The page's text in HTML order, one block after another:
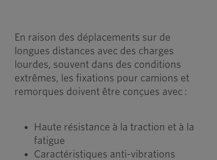
En raison des déplacements sur de
longues distances avec des charges
lourdes, souvent dans des conditions
extrêmes, les fixations pour camions et
remorques doivent être conçues avec :
Haute résistance à la traction et à la
fatigue
Caractéristiques anti-vibrations